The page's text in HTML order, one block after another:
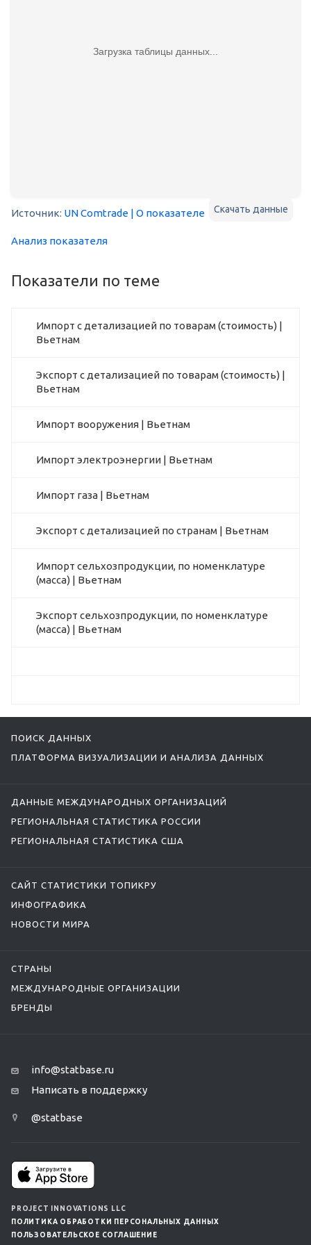
Загрузка таблицы данных...
Скачать данные
Источник: UN Comtrade | О показателе
Анализ показателя
Показатели по теме
Импорт с детализацией по товарам (стоимость) |
Вьетнам
Экспорт с детализацией по товарам (стоимость) |
Вьетнам
Импорт вооружения | Вьетнам
Импорт электроэнергии | Вьетнам
Импорт газа | Вьетнам
Экспорт с детализацией по странам | Вьетнам
Импорт сельхозпродукции, по номенклатуре
(масса) | Вьетнам
Экспорт сельхозпродукции, по номенклатуре
(масса) | Вьетнам
ПОИСК ДАННЫХ
ПЛАТФОРМА ВИЗУАЛИЗАЦИИ И АНАЛИЗА ДАННЫХ
ДАННЫЕ МЕЖДУНАРОДНЫХ ОРГАНИЗАЦИЙ
РЕГИОНАЛЬНАЯ СТАТИСТИКА РОССИИ
РЕГИОНАЛЬНАЯ СТАТИСТИКА США
САЙТ СТАТИСТИКИ ТОПИКРУ
ИНФОГРАФИКА
НОВОСТИ МИРА
СТРАНЫ
МЕЖДУНАРОДНЫЕ ОРГАНИЗАЦИИ
БРЕНДЫ
info@statbase.ru
Написать в поддержку
@statbase
PROJECT INNOVATIONS LLC
ПОЛИТИКА ОБРАБОТКИ ПЕРСОНАЛЬНЫХ ДАННЫХ
ПОЛЬЗОВАТЕЛЬСКОЕ СОГЛАШЕНИЕ